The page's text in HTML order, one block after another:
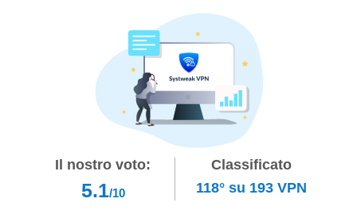
Il nostro voto:
5.1/10
Classificato
118° su 193 VPN